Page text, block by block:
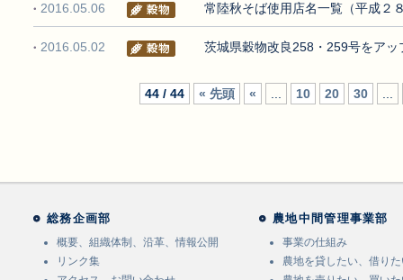
2016.05.06 常陸秋そば使用店名一覧（平成２
2016.05.02 茨城県穀物改良258・259号をアッ
44 / 44 « 先頭 « ... 10 20 30 ...
総務企画部
概要、組織体制、沿革、情報公開
リンク集
農地中間管理事業部
事業の仕組み
農地を貸したい、借り